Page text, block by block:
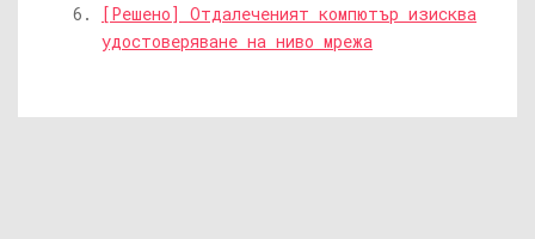
[Решено] Отдалеченият компютър изисква
удостоверяване на ниво мрежа